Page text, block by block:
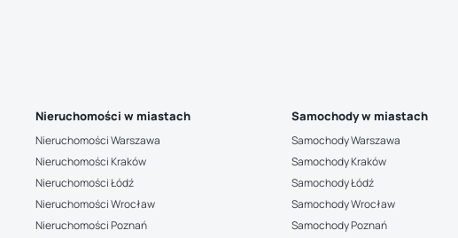
Nieruchomości w miastach
Nieruchomości Warszawa
Nieruchomości Kraków
Nieruchomości Łódź
Nieruchomości Wrocław
Nieruchomości Poznań
Samochody w miastach
Samochody Warszawa
Samochody Kraków
Samochody Łódź
Samochody Wrocław
Samochody Poznań